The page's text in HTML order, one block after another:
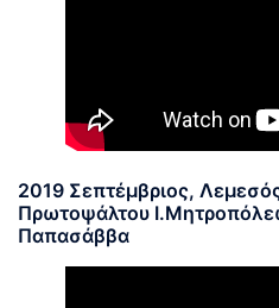
2019 Σεπτέμβριος,
Πρωτοψάλτου
Παπασάββα